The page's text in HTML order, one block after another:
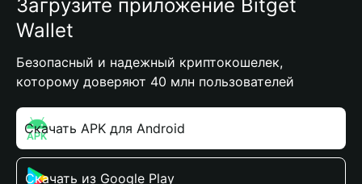
Загрузите приложение Bitget
Wallet
Безопасный и надежный криптокошелек,
которому доверяют 40 млн пользователей
Скачать APK для Android
Скачать из Google Play